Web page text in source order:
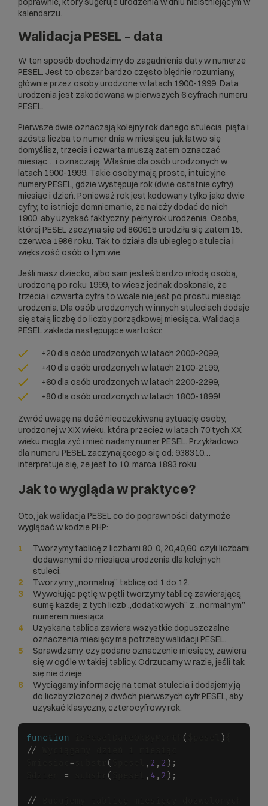
kalendarzu.
Walidacja PESEL – data
W ten sposób dochodzimy do zagadnienia daty w numerze
PESEL. Jest to obszar bardzo często błędnie rozumiany,
głównie przez osoby urodzone w latach 1900-1999. Data
urodzenia jest zakodowana w pierwszych 6 cyfrach numeru
PESEL.
Pierwsze dwie oznaczają kolejny rok danego stulecia, piąta i
szósta liczba to numer dnia w miesiącu, jak łatwo się
domyślisz, trzecia i czwarta muszą zatem oznaczać
miesiąc… i oznaczają. Właśnie dla osób urodzonych w
latach 1900-1999. Takie osoby mają proste, intuicyjne
numery PESEL, gdzie występuje rok (dwie ostatnie cyfry),
miesiąc i dzień. Ponieważ rok jest kodowany tylko jako dwie
cyfry, to istnieje domniemanie, że należy dodać do nich
1900, aby uzyskać faktyczny, pełny rok urodzenia. Osoba,
której PESEL zaczyna się od 860615 urodziła się zatem 15.
czerwca 1986 roku. Tak to działa dla ubiegłego stulecia i
większość osób o tym wie.
Jeśli masz dziecko, albo sam jesteś bardzo młodą osobą,
urodzoną po roku 1999, to wiesz jednak doskonale, że
trzecia i czwarta cyfra to wcale nie jest po prostu miesiąc
urodzenia. Dla osób urodzonych w innych stuleciach dodaje
się stałą liczbę do liczby porządkowej miesiąca. Walidacja
PESEL zakłada następujące wartości:
+20 dla osób urodzonych w latach 2000-2099,
+40 dla osób urodzonych w latach 2100-2199,
+60 dla osób urodzonych w latach 2200-2299,
+80 dla osób urodzonych w latach 1800-1899!
Zwróć uwagę na dość nieoczekiwaną sytuację osoby,
urodzonej w XIX wieku, która przecież w latach 70’tych XX
wieku mogła żyć i mieć nadany numer PESEL. Przykładowo
dla numeru PESEL zaczynającego się od: 938310…
interpretuje się, że jest to 10. marca 1893 roku.
Jak to wygląda w praktyce?
Oto, jak walidacja PESEL co do poprawności daty może
wyglądać w kodzie PHP:
Tworzymy tablicę z liczbami 80, 0, 20,40,60, czyli liczbami
dodawanymi do miesiąca urodzenia dla kolejnych
stuleci.
Tworzymy „normalną” tablicę od 1 do 12.
Wywołując pętlę w pętli tworzymy tablicę zawierającą
sumę każdej z tych liczb „dodatkowych” z „normalnym”
numerem miesiąca.
Uzyskana tablica zawiera wszystkie dopuszczalne
oznaczenia miesięcy ma potrzeby walidacji PESEL.
Sprawdzamy, czy podane oznaczenie miesięcy, zawiera
się w ogóle w takiej tablicy. Odrzucamy w razie, jeśli tak
się nie dzieje.
Wyciągamy informację na temat stulecia i dodajemy ją
do liczby złożonej z dwóch pierwszych cyfr PESEL, aby
uzyskać klasyczny, czterocyfrowy rok.
function ( )
//
= ( , 2 , 2 ) ;
= ( , 4 , 2 ) ;
//